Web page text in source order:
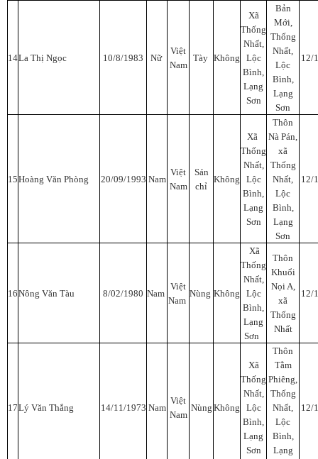
14La Thị Ngọc 10/8/1983 Nữ
Việt
Nam
Tày Không
Xã
Thống
Nhất,
Lộc
Bình,
Lạng
Sơn
Bản
Mới,
Thống
Nhất,
Lộc
Bình,
Lạng
Sơn
12/
15Hoàng Văn Phòng 20/09/1993 Nam
Việt
Nam
Sán
chỉ
Không
Xã
Thống
Nhất,
Lộc
Bình,
Lạng
Sơn
Thôn
Nà Pán,
xã
Thống
Nhất,
Lộc
Bình,
Lạng
Sơn
12/
16Nông Văn Tàu 8/02/1980 Nam
Việt
Nam
Nùng Không
Xã
Thống
Nhất,
Lộc
Bình,
Lạng
Sơn
Thôn
Khuổi
Nọi A,
xã
Thống
Nhất
12/
17Lý Văn Thắng 14/11/1973 Nam
Việt
Nam
Nùng Không
Xã
Thống
Nhất,
Lộc
Bình,
Lạng
Sơn
Thôn
Tằm
Phiêng,
Thống
Nhất,
Lộc
Bình,
Lạng
12/